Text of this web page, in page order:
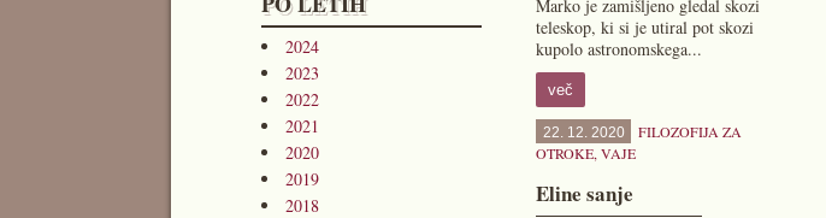
2024
2023
2022
2021
2020
2019
2018
Marko je zamišljeno gledal skozi
teleskop, ki si je utiral pot skozi
kupolo astronomskega...
več
22. 12. 2020
FILOZOFIJA ZA
OTROKE, VAJE
Eline sanje